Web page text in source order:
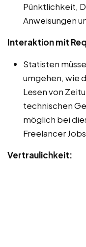
Pünktlichkeit,
Anweisungen
Interaktion mit
Statisten
umgehen, wie
Lesen von
technischen
möglich bei
Freelancer
Vertraulichkeit: